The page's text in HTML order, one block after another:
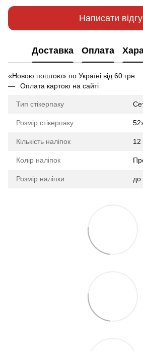
Написати
Доставка Оплата
«Новою поштою» по Україні від 60 грн
Оплата картою на сайті
Тип стікерпаку
Розмір стікерпаку
Кількість наліпок 12
Колір наліпок
Розмір наліпки до